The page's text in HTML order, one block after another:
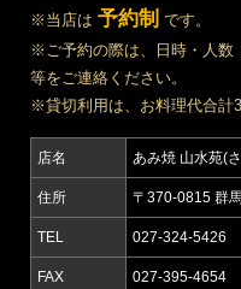
※当店は 予約制 です。
※ご予約の際は、日時・人数
等をご連絡ください。
※貸切利用は、お料理代合計
店名 あみ焼 山水苑(
住所 〒370-0815 群
TEL 027-324-5426
FAX 027-395-4654